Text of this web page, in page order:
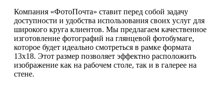
Компания «ФотоПочта» ставит перед собой задачу
доступности и удобства использования своих услуг для
широкого круга клиентов. Мы предлагаем качественное
изготовление фотографий на глянцевой фотобумаге,
которое будет идеально смотреться в рамке формата
13х18. Этот размер позволяет эффектно расположить
изображение как на рабочем столе, так и в галерее на
стене.